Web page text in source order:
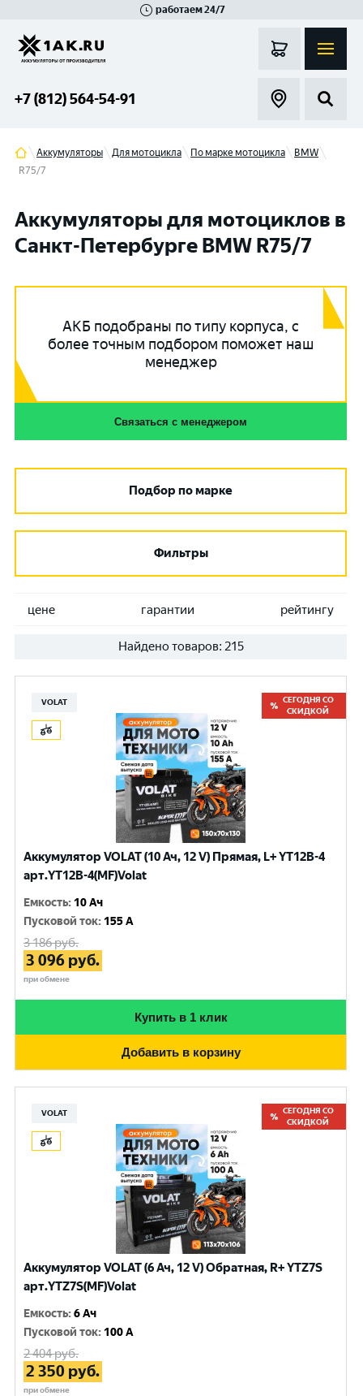
работаем 24/7
+7 (812) 564-54-91
Аккумуляторы Для мотоцикла По марке мотоцикла
BMW
R75/7
Аккумуляторы для мотоциклов в
Санкт-Петербурге BMW R75/7
АКБ подобраны по типу корпуса, с
более точным подбором поможет наш
менеджер
Связаться с менеджером
Подбор по марке
Фильтры
цене гарантии рейтингу
Найдено товаров: 215
VOLAT
СЕГОДНЯ СО
СКИДКОЙ
Аккумулятор VOLAT (10 Ач, 12 V) Прямая, L+ YT12B-4
арт.YT12B-4(MF)Volat
Емкость: 10 Ач
Пусковой ток: 155 A
3 186руб.
3 096 руб.
при обмене
Купить в 1 клик
Добавить в корзину
VOLAT
СЕГОДНЯ СО
СКИДКОЙ
Аккумулятор VOLAT (6 Ач, 12 V) Обратная, R+ YTZ7S
арт.YTZ7S(MF)Volat
Емкость:6 Ач
Пусковой ток: 100 A
2 404руб.
2 350 руб.
при обмене
Гатчина